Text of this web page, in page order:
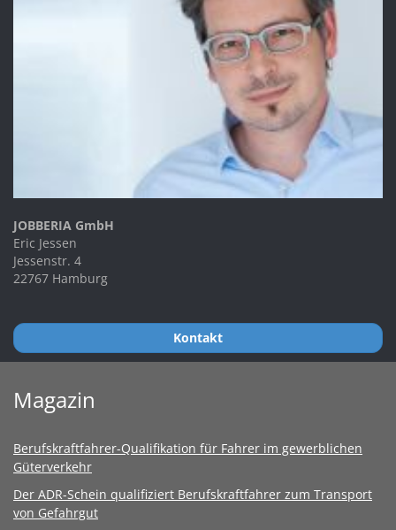
JOBBERIA GmbH
Eric Jessen
Jessenstr. 4
22767 Hamburg
Kontakt
Magazin
Berufskraftfahrer-Qualifikation für Fahrer im gewerblichen
Güterverkehr
Der ADR-Schein qualifiziert Berufskraftfahrer zum Transport
von Gefahrgut